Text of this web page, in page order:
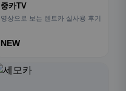
중카TV
영상으로 보는 렌트카 실사용 후기
NEW